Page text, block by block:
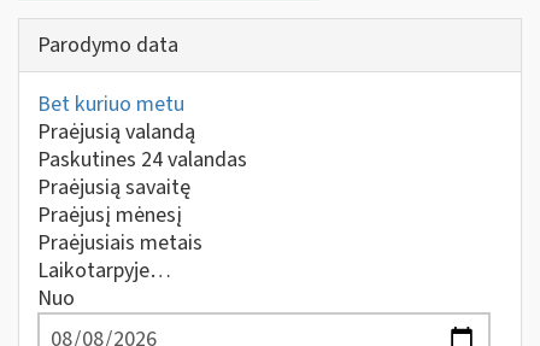
Parodymo data
Bet kuriuo metu
Praėjusią valandą
Paskutines 24 valandas
Praėjusią savaitę
Praėjusį mėnesį
Praėjusiais metais
Laikotarpyje…
Nuo